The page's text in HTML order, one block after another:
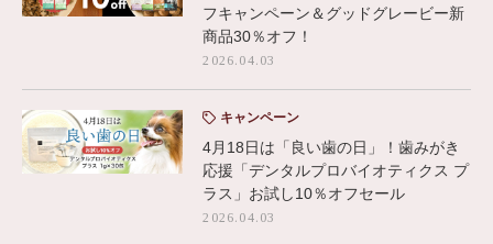
フキャンペーン＆グッドグレービー新
商品30％オフ！
2026.04.03
キャンペーン
4月18日は「良い歯の日」！歯みがき
応援「デンタルプロバイオティクス プ
ラス」お試し10％オフセール
2026.04.03